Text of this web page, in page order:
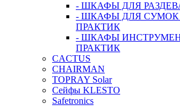
- ШКАФЫ ДЛЯ
- ШКАФЫ ДЛЯ
ПРАКТИК
- ШКАФЫ
ПРАКТИК
CACTUS
CHAIRMAN
TOPRAY Solar
Сейфы KLESTO
Safetronics